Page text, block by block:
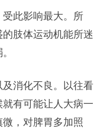
此影响最大。所
肢体运动机能所迷
消化不良。以往看
有可能让人大病一
，对脾胃多加照